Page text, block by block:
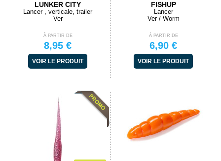
LUNKER CITY
Lancer , verticale, trailer
Ver
À PARTIR DE
8,95 €
VOIR LE PRODUIT
FISHUP
Lancer
Ver / Worm
À PARTIR DE
6,90 €
VOIR LE PRODUIT